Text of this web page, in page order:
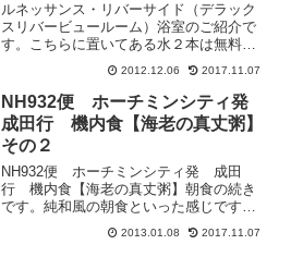
ルネッサンス・リバーサイド（デラック
スリバービュールーム）浴室のご紹介で
す。こちらに置いてある水２本は無料で
す。歯ブラシなどのアメニティーです。
ちなみにクシはありませんでした。髭剃
り専用だそうでドライヤーを挿したら少
ししか動きませんでした…...
2012.12.06 2017.11.07
NH932便 ホーチミンシティ発
成田行 機内食【海老の真丈粥】
その２
NH932便 ホーチミンシティ発 成田
行 機内食【海老の真丈粥】朝食の続き
です。純和風の朝食といった感じですね
ただ朝食にそば…?デザートはフルーツで
した…朝食の機内食ってコンチネンタル
2013.01.08 2017.11.07